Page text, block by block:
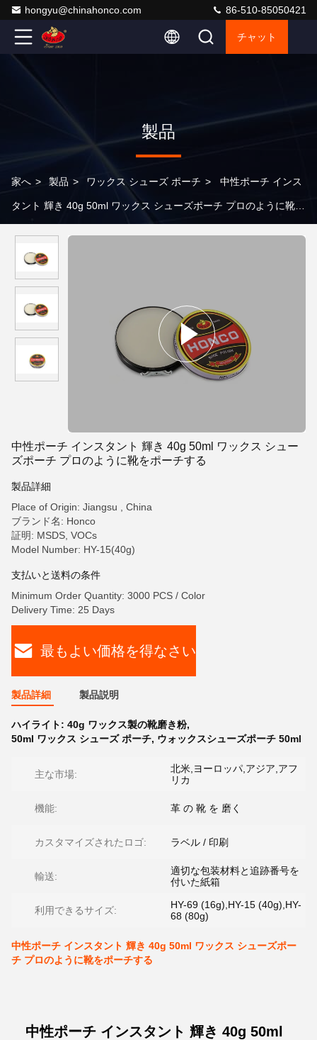
hongyu@chinahonco.com 86-510-85050421
チャット
製品
家へ > 製品 > ワックス シューズ ポーチ > 中性ポーチ インス
タント 輝き 40g 50ml ワックス シューズポーチ プロのように靴を
中性ポーチ インスタント 輝き 40g 50ml ワックス シュー
ズポーチ プロのように靴をポーチする
製品詳細
Place of Origin: Jiangsu , China
ブランド名: Honco
証明: MSDS, VOCs
Model Number: HY-15(40g)
支払いと送料の条件
Minimum Order Quantity: 3000 PCS / Color
Delivery Time: 25 Days
最もよい価格を得なさい
製品詳細 製品説明
ハイライト: 40g ワックス製の靴磨き粉,
50ml ワックス シューズ ポーチ, ウォックスシューズポーチ 50ml
主な市場:
北米,ヨーロッパ,アジア,アフ
リカ
機能: 革 の 靴 を 磨く
カスタマイズされたロゴ: ラベル / 印刷
輸送:
適切な包装材料と追跡番号を
付いた紙箱
利用できるサイズ:
HY-69 (16g),HY-15 (40g),HY-
68 (80g)
中性ポーチ インスタント 輝き 40g 50ml ワックス シューズポー
チ プロのように靴をポーチする
中性ポーチ インスタント 輝き 40g 50ml